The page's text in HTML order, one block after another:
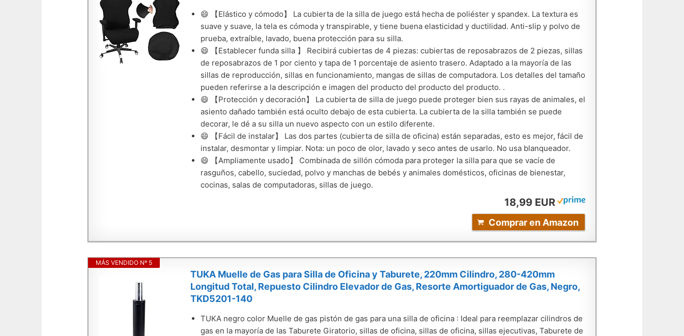
😄 【Elástico y cómodo】 La cubierta de la silla de juego está hecha de poliéster y spandex. La textura es
suave y suave, la tela es cómoda y transpirable, y tiene buena elasticidad y ductilidad. Anti-slip y polvo de
prueba, extraíble, lavado, buena protección para su silla.
😄 【Establecer funda silla 】 Recibirá cubiertas de 4 piezas: cubiertas de reposabrazos de 2 piezas, sillas
de reposabrazos de 1 por ciento y tapa de 1 porcentaje de asiento trasero. Adaptado a la mayoría de las
sillas de reproducción, sillas en funcionamiento, mangas de sillas de computadora. Los detalles del tamaño
pueden referirse a la descripción e imagen del producto del producto del producto. .
😄 【Protección y decoración】 La cubierta de silla de juego puede proteger bien sus rayas de animales, el
asiento dañado también está oculto debajo de esta cubierta. La cubierta de la silla también se puede
decorar, le dé a su silla un nuevo aspecto con un estilo diferente.
😄 【Fácil de instalar】 Las dos partes (cubierta de silla de oficina) están separadas, esto es mejor, fácil de
instalar, desmontar y limpiar. Nota: un poco de olor, lavado y seco antes de usarlo. No usa blanqueador.
😄 【Ampliamente usado】 Combinada de sillón cómoda para proteger la silla para que se vacíe de
rasguños, cabello, suciedad, polvo y manchas de bebés y animales domésticos, oficinas de bienestar,
cocinas, salas de computadoras, sillas de juego.
18,99 EUR
Comprar en Amazon
MÁS VENDIDO Nº 5
TUKA Muelle de Gas para Silla de Oficina y Taburete, 220mm Cilindro, 280-420mm
Longitud Total, Repuesto Cilindro Elevador de Gas, Resorte Amortiguador de Gas, Negro,
TKD5201-140
TUKA negro color Muelle de gas pistón de gas para una silla de oficina : Ideal para reemplazar cilindros de
gas en la mayoría de las Taburete Giratorio, sillas de oficina, sillas de oficina, sillas ejecutivas, Taburete de